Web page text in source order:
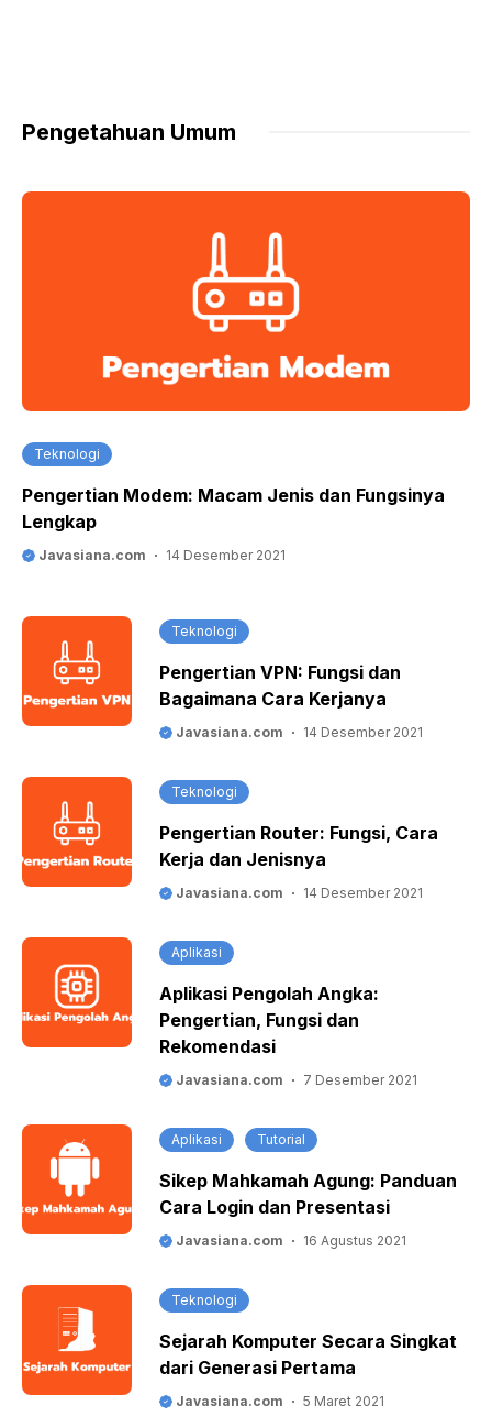
Pengetahuan Umum
Teknologi
Pengertian Modem: Macam Jenis dan Fungsinya
Lengkap
Javasiana.com 14 Desember 2021
Teknologi
Pengertian VPN: Fungsi dan
Bagaimana Cara Kerjanya
Javasiana.com 14 Desember 2021
Teknologi
Pengertian Router: Fungsi, Cara
Kerja dan Jenisnya
Javasiana.com 14 Desember 2021
Aplikasi
Aplikasi Pengolah Angka:
Pengertian, Fungsi dan
Rekomendasi
Javasiana.com 7 Desember 2021
Aplikasi Tutorial
Sikep Mahkamah Agung: Panduan
Cara Login dan Presentasi
Javasiana.com 16 Agustus 2021
Teknologi
Sejarah Komputer Secara Singkat
dari Generasi Pertama
Javasiana.com 5 Maret 2021